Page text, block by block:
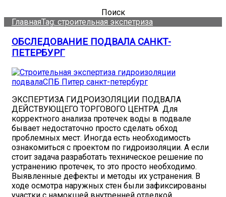
Поиск
ГлавнаяTag: строительная экспетриза
ОБСЛЕДОВАНИЕ ПОДВАЛА САНКТ-
ПЕТЕРБУРГ
ЭКСПЕРТИЗА ГИДРОИЗОЛЯЦИИ ПОДВАЛА
ДЕЙСТВУЮЩЕГО ТОРГОВОГО ЦЕНТРА Для
корректного анализа протечек воды в подвале
бывает недостаточно просто сделать обход
проблемных мест. Иногда есть необходимость
ознакомиться с проектом по гидроизоляции. А если
стоит задача разработать техническое решение по
устранению протечек, то это просто необходимо.
Выявленные дефекты и методы их устранения. В
ходе осмотра наружных стен были зафиксированы